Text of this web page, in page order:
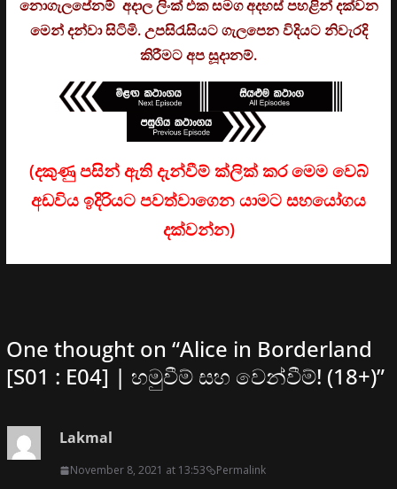
නොගැලපේනම් අදාල ලිංක් එක සමග අදහස් පහළින් දක්වන
මෙන් දන්වා සිටිමි. උපසිරැසියට ගැලපෙන විදියට නිවැරදි
කිරීමට අප සූදානම්.
(දකුණු පසින් ඇති දැන්වීම් ක්ලික් කර මෙම වෙබ්
අඩවිය ඉදිරියට පවත්වාගෙන යාමට සහයෝගය
දක්වන්න)
One thought on “Alice in Borderland
[S01 : E04] | හමුවීම් සහ වෙන්වීම්! (18+)”
Lakmal
November 8, 2021 at 13:53 Permalink